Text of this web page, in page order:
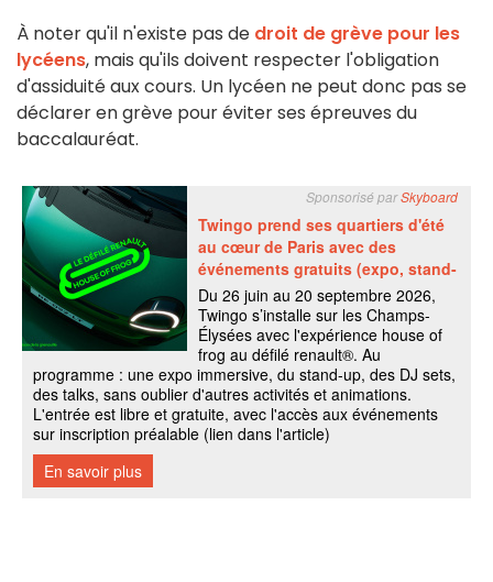
À noter qu'il n'existe pas de droit de grève pour les
lycéens, mais qu'ils doivent respecter l'obligation
d'assiduité aux cours. Un lycéen ne peut donc pas se
déclarer en grève pour éviter ses épreuves du
baccalauréat.